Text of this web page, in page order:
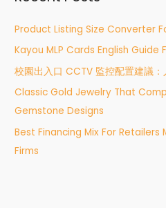
f
o
r
:
Product Listing Size Converter
Kayou MLP Cards English
校園出入口 CCTV 監控配置建議
Classic Gold Jewelry That
Gemstone Designs
Best Financing Mix For
Firms